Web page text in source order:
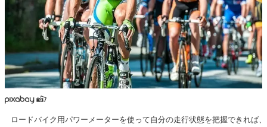
ロードバイク用パワーメーターを使って自分の走行状態を把握できれば、